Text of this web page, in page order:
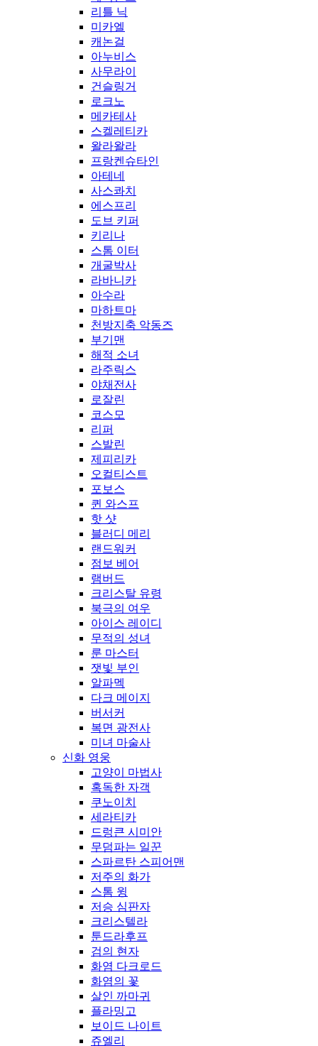
리틀 닉
미카엘
캐논걸
아누비스
사무라이
건슬링거
로크노
메카테사
스켈레티카
왈라왈라
프랑켄슈타인
아테네
사스콰치
에스프리
도브 키퍼
키리나
스톰 이터
개굴박사
라바니카
아수라
마하트마
천방지축 악동즈
부기맨
해적 소녀
라주릭스
야채전사
로잘린
코스모
리퍼
스발린
제피리카
오컬티스트
포보스
퀸 와스프
핫 샷
블러디 메리
랜드워커
점보 베어
램버드
크리스탈 유령
북극의 여우
아이스 레이디
무적의 성녀
룬 마스터
잿빛 부인
알파멕
다크 메이지
버서커
복면 광전사
미녀 마술사
신화 영웅
고양이 마법사
혹독한 자객
쿠노이치
세라티카
드렁큰 시미안
무덤파는 일꾼
스파르탄 스피어맨
저주의 화가
스톰 윙
저승 심판자
크리스텔라
툰드라후프
검의 현자
화염 다크로드
화염의 꽃
살인 까마귀
플라밍고
보이드 나이트
쥬엘리